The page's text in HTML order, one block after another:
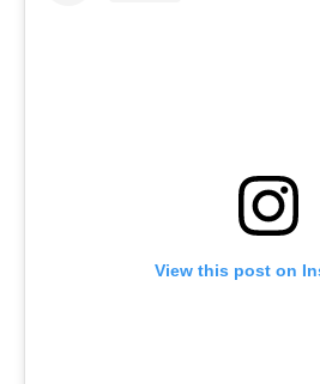
View this post on